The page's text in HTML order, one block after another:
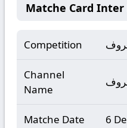
Matche Card Inter
Competition
Channel
Name
Matche Date 6